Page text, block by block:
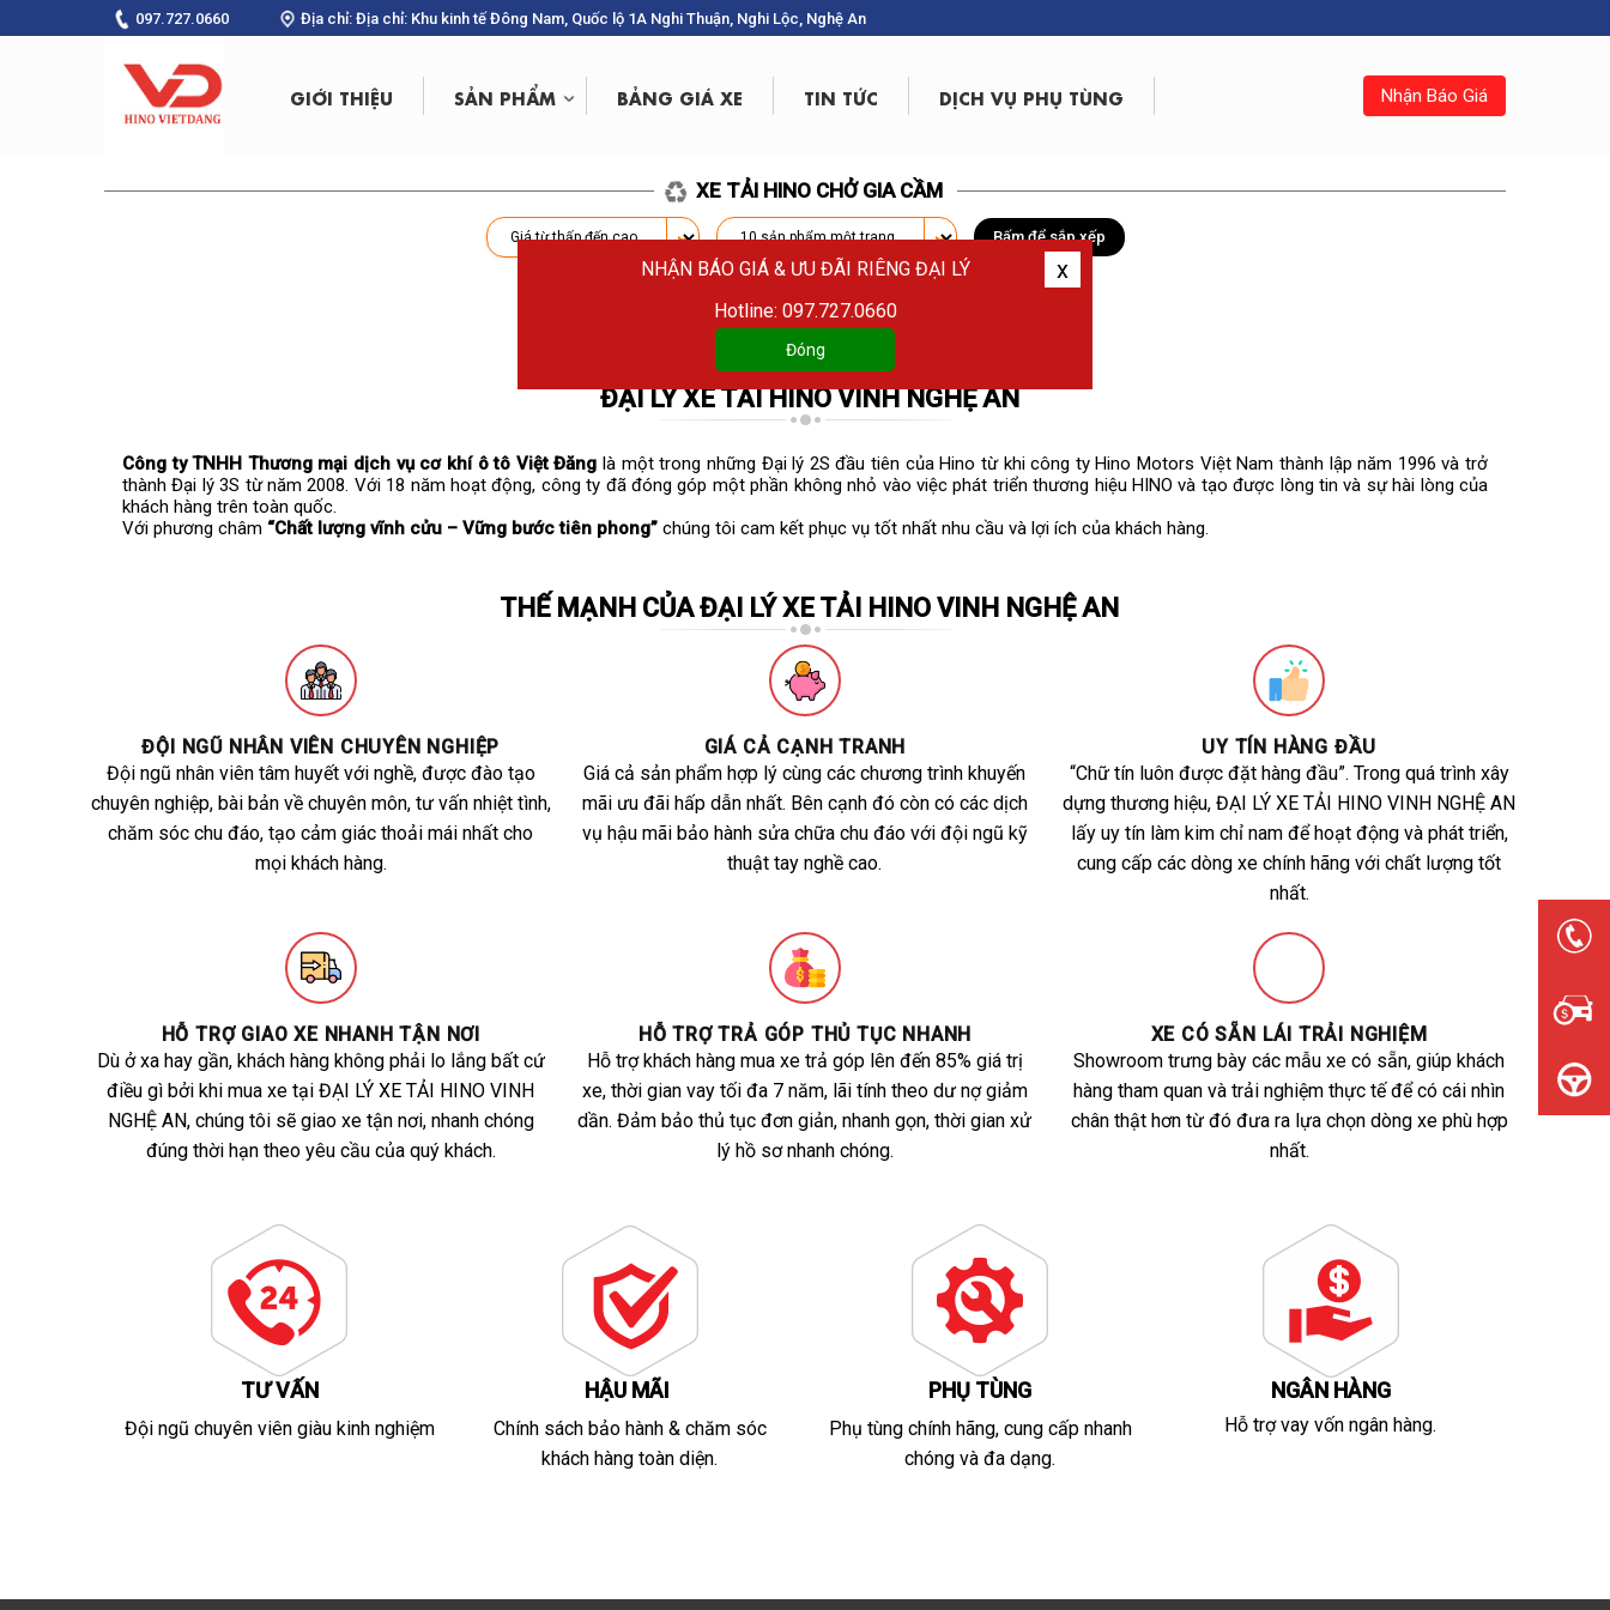
097.727.0660 Địa chỉ: Địa chỉ: Khu kinh tế Đông Nam, Quốc lộ 1A Nghi Thuận, Nghi Lộc, Nghệ An
GIỚI THIỆU SẢN PHẨM BẢNG GIÁ XE TIN TỨC DỊCH VỤ PHỤ TÙNG Nhận Báo Giá
XE TẢI HINO CHỞ GIA CẦM
Bấm để sắp xếp
ĐẠI LÝ XE TẢI HINO VINH NGHỆ AN
Công ty TNHH Thương mại dịch vụ cơ khí ô tô Việt Đăng là một trong những Đại lý 2S đầu tiên của Hino từ khi công ty Hino Motors Việt Nam thành lập năm 1996 và trở
thành Đại lý 3S từ năm 2008. Với 18 năm hoạt động, công ty đã đóng góp một phần không nhỏ vào việc phát triển thương hiệu HINO và tạo được lòng tin và sự hài lòng của
khách hàng trên toàn quốc.
Với phương châm “Chất lượng vĩnh cửu – Vững bước tiên phong” chúng tôi cam kết phục vụ tốt nhất nhu cầu và lợi ích của khách hàng.
THẾ MẠNH CỦA ĐẠI LÝ XE TẢI HINO VINH NGHỆ AN
ĐỘI NGŨ NHÂN VIÊN CHUYÊN NGHIỆP
Đội ngũ nhân viên tâm huyết với nghề, được đào tạo
chuyên nghiệp, bài bản về chuyên môn, tư vấn nhiệt tình,
chăm sóc chu đáo, tạo cảm giác thoải mái nhất cho
mọi khách hàng.
GIÁ CẢ CẠNH TRANH
Giá cả sản phẩm hợp lý cùng các chương trình khuyến
mãi ưu đãi hấp dẫn nhất. Bên cạnh đó còn có các dịch
vụ hậu mãi bảo hành sửa chữa chu đáo với đội ngũ kỹ
thuật tay nghề cao.
UY TÍN HÀNG ĐẦU
“Chữ tín luôn được đặt hàng đầu”. Trong quá trình xây
dựng thương hiệu, ĐẠI LÝ XE TẢI HINO VINH NGHỆ AN
lấy uy tín làm kim chỉ nam để hoạt động và phát triển,
cung cấp các dòng xe chính hãng với chất lượng tốt
nhất.
HỖ TRỢ GIAO XE NHANH TẬN NƠI
Dù ở xa hay gần, khách hàng không phải lo lắng bất cứ
điều gì bởi khi mua xe tại ĐẠI LÝ XE TẢI HINO VINH
NGHỆ AN, chúng tôi sẽ giao xe tận nơi, nhanh chóng
đúng thời hạn theo yêu cầu của quý khách.
HỖ TRỢ TRẢ GÓP THỦ TỤC NHANH
Hỗ trợ khách hàng mua xe trả góp lên đến 85% giá trị
xe, thời gian vay tối đa 7 năm, lãi tính theo dư nợ giảm
dần. Đảm bảo thủ tục đơn giản, nhanh gọn, thời gian xử
lý hồ sơ nhanh chóng.
XE CÓ SẴN LÁI TRẢI NGHIỆM
Showroom trưng bày các mẫu xe có sẵn, giúp khách
hàng tham quan và trải nghiệm thực tế để có cái nhìn
chân thật hơn từ đó đưa ra lựa chọn dòng xe phù hợp
nhất.
TƯ VẤN
Đội ngũ chuyên viên giàu kinh nghiệm
HẬU MÃI
Chính sách bảo hành & chăm sóc
khách hàng toàn diện.
PHỤ TÙNG
Phụ tùng chính hãng, cung cấp nhanh
chóng và đa dạng.
NGÂN HÀNG
Hỗ trợ vay vốn ngân hàng.
NHẬN BÁO GIÁ & ƯU ĐÃI RIÊNG ĐẠI LÝ x
Hotline: 097.727.0660
Đóng